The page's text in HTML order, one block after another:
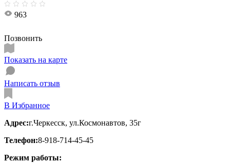
963
Позвонить
Показать на карте
Написать отзыв
В Избранное
Адрес:г.Черкесск, ул.Космонавтов, 35г
Телефон:8-918-714-45-45
Режим работы: